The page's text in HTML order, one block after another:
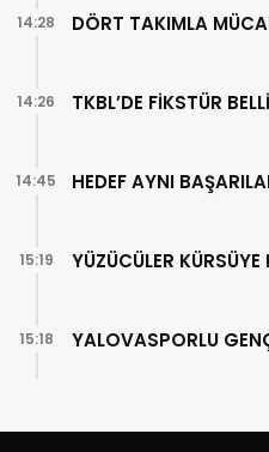
DÖRT TAKIMLA
14:28
TKBL’DE FİKSTÜR
14:26
HEDEF AYNI
14:45
YÜZÜCÜLER
15:19
YALOVASPORLU
15:18